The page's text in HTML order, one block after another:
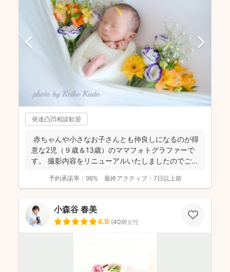
発達凸凹相談歓迎
赤ちゃんや小さなお子さんとも仲良しになるのが得
意な2児（９歳＆13歳）のママフォトグラファーで
す。 撮影内容をリニューアルいたしましたのでご案
予約承諾率： 98% 最終アクティブ： 7日以上前
小森谷 春美
4.9 (409)女性